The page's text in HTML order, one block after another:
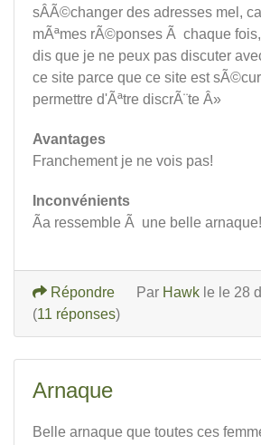
sÂÃ©changer des adresses mel,
mÃªmes rÃ©ponses Ã chaque
dis que je ne peux pas discuter
ce site parce que ce site est
permettre d'Ãªtre discrÃ¨te Â»
Avantages
Franchement je ne vois pas!
Inconvénients
Ãa ressemble Ã une belle
Par Hawk le le 28
Répondre
(11 réponses)
Arnaque
Belle arnaque que toutes ces